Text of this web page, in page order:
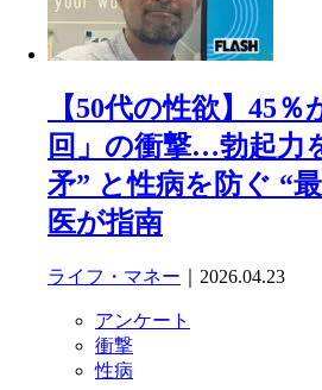
【50代の性欲】45
回」の衝撃…勃起力
矛” と性病を防ぐ “
医が指南
ライフ・マネー ｜2026.04.23
アンケート
衝撃
性病